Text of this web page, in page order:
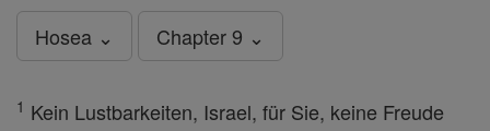
Hosea ⌄ Chapter 9 ⌄
1 Kein Lustbarkeiten, Israel, für Sie, keine Freude